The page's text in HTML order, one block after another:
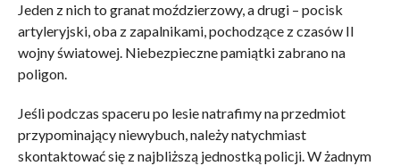
Jeden z nich to granat moździerzowy, a drugi – pocisk
artyleryjski, oba z zapalnikami, pochodzące z czasów II
wojny światowej. Niebezpieczne pamiątki zabrano na
poligon.
Jeśli podczas spaceru po lesie natrafimy na przedmiot
przypominający niewybuch, należy natychmiast
skontaktować się z najbliższą jednostką policji. W żadnym